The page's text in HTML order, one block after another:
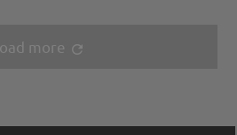
more refresh